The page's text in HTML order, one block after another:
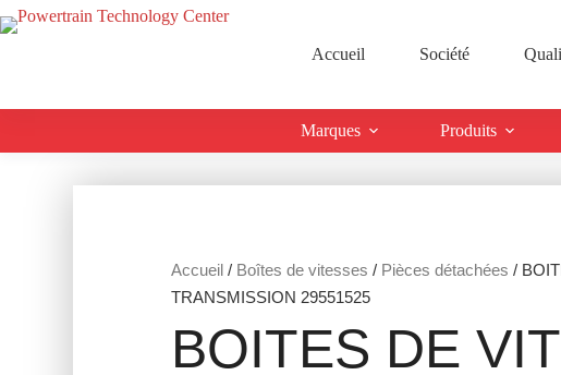
Accueil Société
Marques Produits
Accueil / Boîtes de vitesses / Pièces détachées /
TRANSMISSION 29551525
BOITES DE